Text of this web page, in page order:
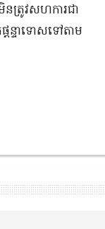
ត្រូវសហការជា
ន្ទាទោសទៅតាម